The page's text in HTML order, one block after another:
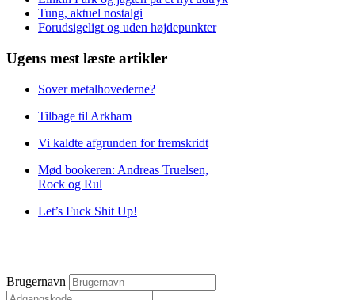
Tung, aktuel nostalgi
Forudsigeligt og uden højdepunkter
Ugens mest læste artikler
Sover metalhovederne?
Tilbage til Arkham
Vi kaldte afgrunden for fremskridt
Mød bookeren: Andreas Truelsen,
Rock og Rul
Let’s Fuck Shit Up!
Brugernavn